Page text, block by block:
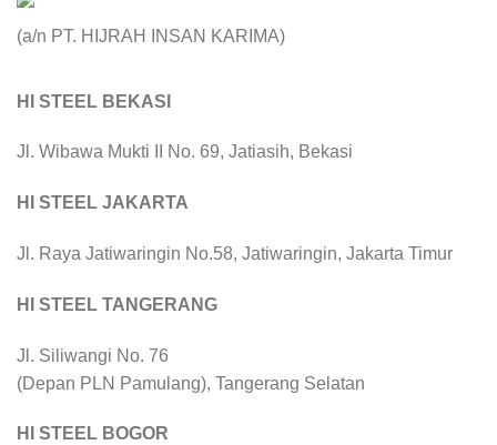
(a/n PT. HIJRAH INSAN KARIMA)
HI STEEL BEKASI
Jl. Wibawa Mukti II No. 69, Jatiasih, Bekasi
HI STEEL JAKARTA
Jl. Raya Jatiwaringin No.58, Jatiwaringin, Jakarta Timur
HI STEEL TANGERANG
Jl. Siliwangi No. 76
(Depan PLN Pamulang), Tangerang Selatan
HI STEEL BOGOR